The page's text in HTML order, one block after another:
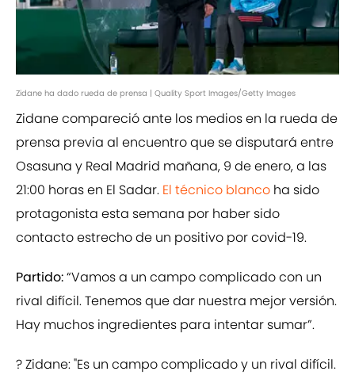
Zidane ha dado rueda de prensa | Quality Sport Images/Getty Images
Zidane compareció ante los medios en la rueda de
prensa previa al encuentro que se disputará entre
Osasuna y Real Madrid mañana, 9 de enero, a las
21:00 horas en El Sadar. El técnico blanco ha sido
protagonista esta semana por haber sido
contacto estrecho de un positivo por covid-19.
Partido:“Vamos a un campo complicado con un
rival difícil. Tenemos que dar nuestra mejor versión.
Hay muchos ingredientes para intentar sumar”.
? Zidane: "Es un campo complicado y un rival difícil.